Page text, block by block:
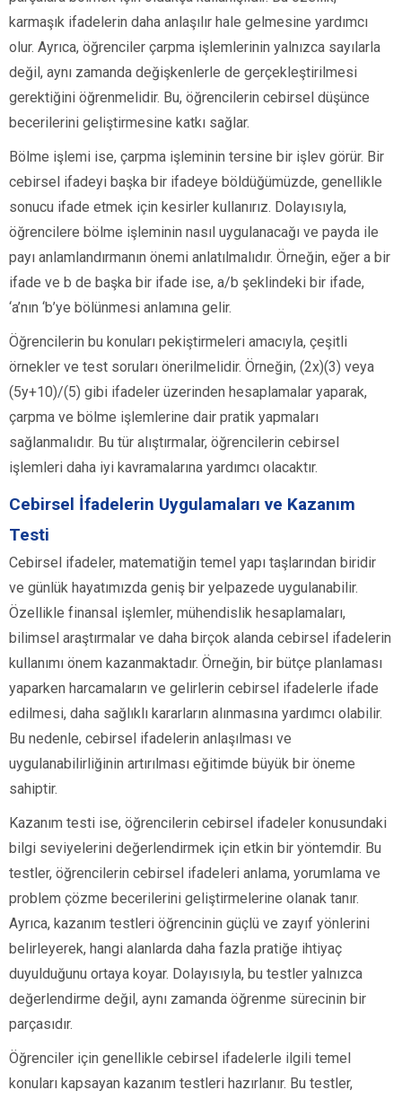
karmaşık ifadelerin daha anlaşılır hale gelmesine yardımcı
olur. Ayrıca, öğrenciler çarpma işlemlerinin yalnızca sayılarla
değil, aynı zamanda değişkenlerle de gerçekleştirilmesi
gerektiğini öğrenmelidir. Bu, öğrencilerin cebirsel düşünce
becerilerini geliştirmesine katkı sağlar.
Bölme işlemi ise, çarpma işleminin tersine bir işlev görür. Bir
cebirsel ifadeyi başka bir ifadeye böldüğümüzde, genellikle
sonucu ifade etmek için kesirler kullanırız. Dolayısıyla,
öğrencilere bölme işleminin nasıl uygulanacağı ve payda ile
payı anlamlandırmanın önemi anlatılmalıdır. Örneğin, eğer a bir
ifade ve b de başka bir ifade ise, a/b şeklindeki bir ifade,
‘a’nın ‘b’ye bölünmesi anlamına gelir.
Öğrencilerin bu konuları pekiştirmeleri amacıyla, çeşitli
örnekler ve test soruları önerilmelidir. Örneğin, (2x)(3) veya
(5y+10)/(5) gibi ifadeler üzerinden hesaplamalar yaparak,
çarpma ve bölme işlemlerine dair pratik yapmaları
sağlanmalıdır. Bu tür alıştırmalar, öğrencilerin cebirsel
işlemleri daha iyi kavramalarına yardımcı olacaktır.
Cebirsel İfadelerin Uygulamaları ve Kazanım
Testi
Cebirsel ifadeler, matematiğin temel yapı taşlarından biridir
ve günlük hayatımızda geniş bir yelpazede uygulanabilir.
Özellikle finansal işlemler, mühendislik hesaplamaları,
bilimsel araştırmalar ve daha birçok alanda cebirsel ifadelerin
kullanımı önem kazanmaktadır. Örneğin, bir bütçe planlaması
yaparken harcamaların ve gelirlerin cebirsel ifadelerle ifade
edilmesi, daha sağlıklı kararların alınmasına yardımcı olabilir.
Bu nedenle, cebirsel ifadelerin anlaşılması ve
uygulanabilirliğinin artırılması eğitimde büyük bir öneme
sahiptir.
Kazanım testi ise, öğrencilerin cebirsel ifadeler konusundaki
bilgi seviyelerini değerlendirmek için etkin bir yöntemdir. Bu
testler, öğrencilerin cebirsel ifadeleri anlama, yorumlama ve
problem çözme becerilerini geliştirmelerine olanak tanır.
Ayrıca, kazanım testleri öğrencinin güçlü ve zayıf yönlerini
belirleyerek, hangi alanlarda daha fazla pratiğe ihtiyaç
duyulduğunu ortaya koyar. Dolayısıyla, bu testler yalnızca
değerlendirme değil, aynı zamanda öğrenme sürecinin bir
parçasıdır.
Öğrenciler için genellikle cebirsel ifadelerle ilgili temel
konuları kapsayan kazanım testleri hazırlanır. Bu testler,